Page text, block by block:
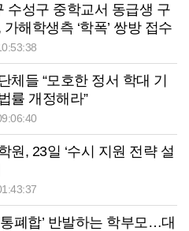
수성구 중학교서 동급생 구
해학생측 ‘학폭’ 쌍방 접수
체들 “모호한 정서 학대 기
률 개정해라”
원, 23일 ‘수시 지원 전략 설
통폐합’ 반발하는 학부모…대